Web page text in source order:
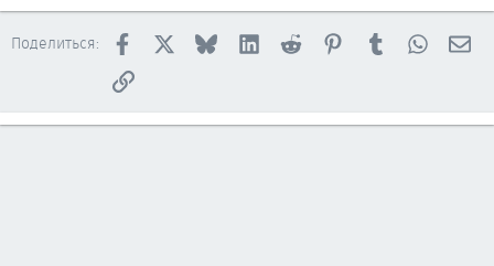
Поделиться: Facebook BlueskyLinkedInReddit PinterestTumblr
Ссылка